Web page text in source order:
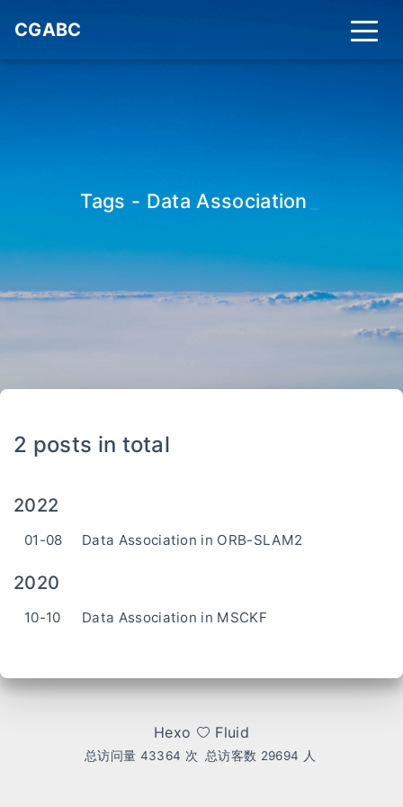
CGABC
Tags - Data Association
2 posts in total
2022
01-08 Data Association in ORB-SLAM2
2020
10-10 Data Association in MSCKF
Hexo Fluid
总访问量 43364 次 总访客数 29694 人